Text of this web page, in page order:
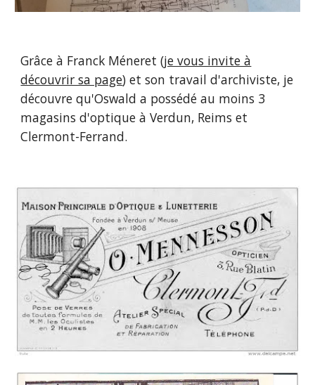
Grâce à Franck Méneret (je vous invite à
découvrir sa page) et son travail d'archiviste, je
découvre qu'Oswald a possédé au moins 3
magasins d'optique à Verdun, Reims et
Clermont-Ferrand.